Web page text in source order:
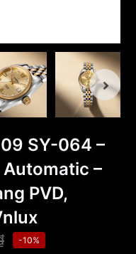
SY-064 –
Automatic –
PVD,
-10%